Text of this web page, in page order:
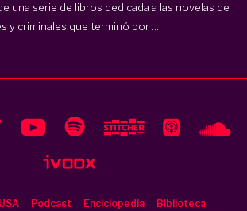
una serie de libros dedicada a las novelas de
y criminales que terminó por ...
Podcast Enciclopedia Biblioteca